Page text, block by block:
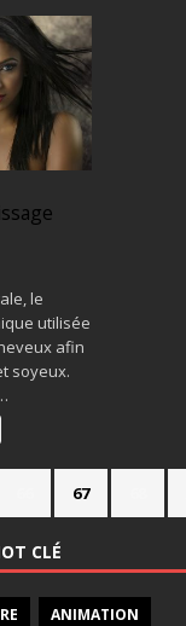
le
utilisée
afin
soyeux.
67
CLÉ
ANIMATION